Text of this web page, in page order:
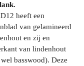
heeft een
van gelamineerd
en zij en
van lindenhout
basswood). Deze